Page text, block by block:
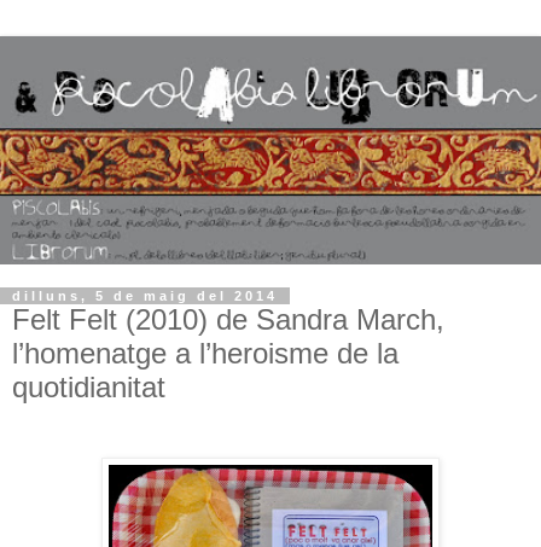
dilluns, 5 de maig del 2014
Felt Felt (2010) de Sandra March,
l’homenatge a l’heroisme de la
quotidianitat